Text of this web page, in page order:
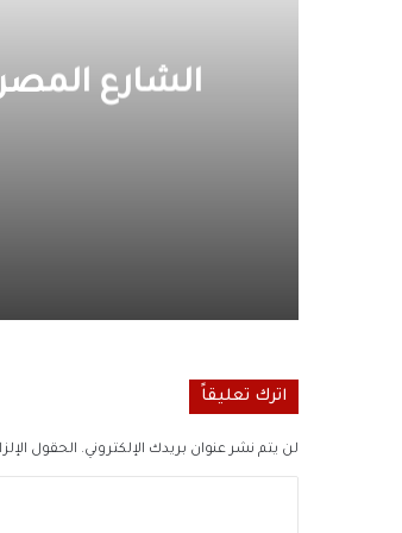
الشارع
على محمد الشرفاء الحمادياترك تعليقاً
لن يتم نشر عنوان بريدك الإلكتروني. الحقول